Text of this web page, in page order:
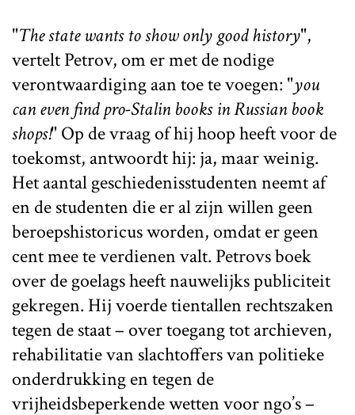
"The state wants to show only good history",
vertelt Petrov, om er met de nodige
verontwaardiging aan toe te voegen: "you
can even find pro-Stalin books in Russian book
shops!" Op de vraag of hij hoop heeft voor de
toekomst, antwoordt hij: ja, maar weinig.
Het aantal geschiedenisstudenten neemt af
en de studenten die er al zijn willen geen
beroepshistoricus worden, omdat er geen
cent mee te verdienen valt. Petrovs boek
over de goelags heeft nauwelijks publiciteit
gekregen. Hij voerde tientallen rechtszaken
tegen de staat – over toegang tot archieven,
rehabilitatie van slachtoffers van politieke
onderdrukking en tegen de
vrijheidsbeperkende wetten voor ngo’s –